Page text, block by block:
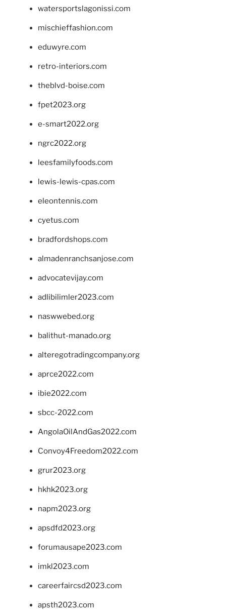
watersportslagonissi.com
mischieffashion.com
eduwyre.com
retro-interiors.com
theblvd-boise.com
fpet2023.org
e-smart2022.org
ngrc2022.org
leesfamilyfoods.com
lewis-lewis-cpas.com
eleontennis.com
cyetus.com
bradfordshops.com
almadenranchsanjose.com
advocatevijay.com
adlibilimler2023.com
naswwebed.org
balithut-manado.org
alteregotradingcompany.org
aprce2022.com
ibie2022.com
sbcc-2022.com
AngolaOilAndGas2022.com
Convoy4Freedom2022.com
grur2023.org
hkhk2023.org
napm2023.org
apsdfd2023.org
forumausape2023.com
imkl2023.com
careerfaircsd2023.com
apsth2023.com